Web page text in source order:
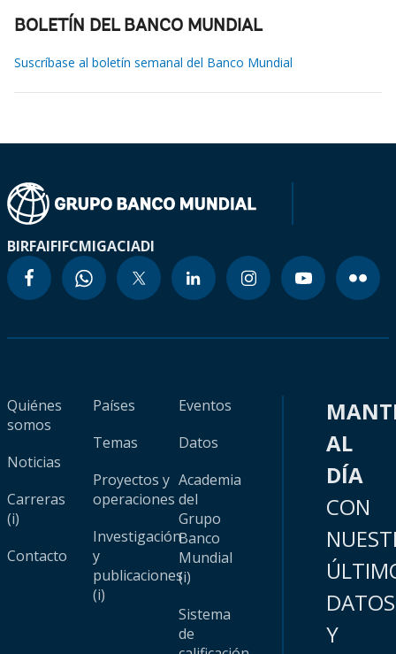
BOLETÍN DEL BANCO MUNDIAL
Suscríbase al boletín semanal del Banco Mundial
BIRFAIFIFCMIGACIADI
Quiénes
somos
Noticias
Carreras
(i)
Contacto
Países
Temas
Proyectos y
operaciones
Investigación
y
publicaciones
(i)
Eventos
Datos
Academia
del
Grupo
Banco
Mundial
(i)
Sistema
de
AL
DÍA
CON
DATOS
Y